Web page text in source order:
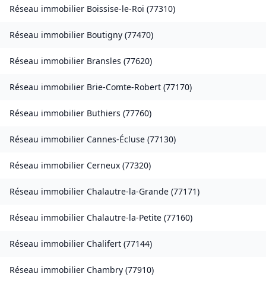
Réseau immobilier Boissise-le-Roi (77310)
Réseau immobilier Boutigny (77470)
Réseau immobilier Bransles (77620)
Réseau immobilier Brie-Comte-Robert (77170)
Réseau immobilier Buthiers (77760)
Réseau immobilier Cannes-Écluse (77130)
Réseau immobilier Cerneux (77320)
Réseau immobilier Chalautre-la-Grande (77171)
Réseau immobilier Chalautre-la-Petite (77160)
Réseau immobilier Chalifert (77144)
Réseau immobilier Chambry (77910)